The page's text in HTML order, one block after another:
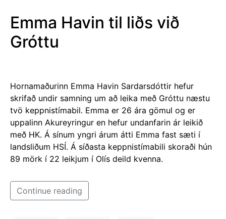
Emma Havin til liðs við
Gróttu
Hornamaðurinn Emma Havin Sardarsdóttir hefur
skrifað undir samning um að leika með Gróttu næstu
tvö keppnistímabil. Emma er 26 ára gömul og er
uppalinn Akureyringur en hefur undanfarin ár leikið
með HK. Á sínum yngri árum átti Emma fast sæti í
landsliðum HSÍ. Á síðasta keppnistímabili skoraði hún
89 mörk í 22 leikjum í Olís deild kvenna.
Continue reading